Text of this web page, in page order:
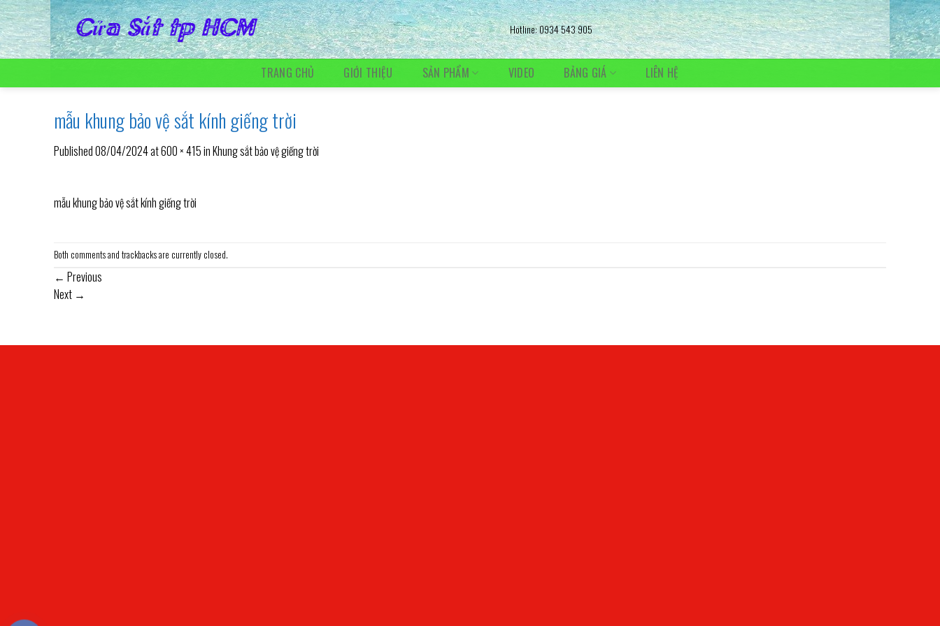
Skip
to
content
Hotline: 0934 543 905
TRANG CHỦ GIỚI THIỆU SẢN PHẨM VIDEO BẢNG GIÁ LIÊN HỆ
mẫu khung bảo vệ sắt kính giếng trời
Published08/04/2024at600 × 415inKhung sắt bảo vệ giếng trời
mẫu khung bảo vệ sắt kính giếng trời
Both comments and trackbacks are currently closed.
← Previous
Next →